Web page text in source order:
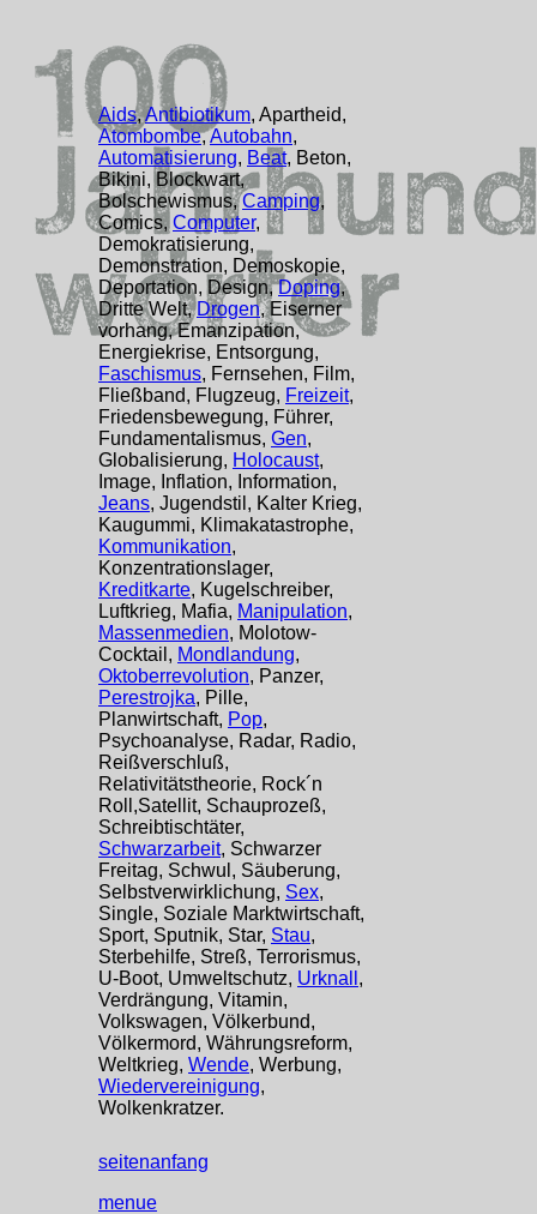
Aids,Antibiotikum, Apartheid,
Atombombe,Autobahn,
Automatisierung, Beat, Beton,
Bikini, Blockwart,
Bolschewismus,Camping,
Comics, Computer,
Demokratisierung,
Demonstration, Demoskopie,
Deportation, Design,Doping,
Dritte Welt,Drogen, Eiserner
vorhang, Emanzipation,
Energiekrise, Entsorgung,
Faschismus, Fernsehen, Film,
Fließband, Flugzeug, Freizeit,
Friedensbewegung, Führer,
Fundamentalismus, Gen,
Globalisierung, Holocaust,
Image, Inflation, Information,
Jeans, Jugendstil, Kalter Krieg,
Kaugummi, Klimakatastrophe,
Kommunikation,
Konzentrationslager,
Kreditkarte, Kugelschreiber,
Luftkrieg, Mafia, Manipulation,
Massenmedien, Molotow-
Cocktail, Mondlandung,
Oktoberrevolution, Panzer,
Perestrojka, Pille,
Planwirtschaft, Pop,
Psychoanalyse, Radar, Radio,
Reißverschluß,
Relativitätstheorie, Rock´n
Roll,Satellit, Schauprozeß,
Schreibtischtäter,
Schwarzarbeit, Schwarzer
Freitag, Schwul, Säuberung,
Selbstverwirklichung, Sex,
Single, Soziale Marktwirtschaft,
Sport, Sputnik, Star, Stau,
Sterbehilfe, Streß, Terrorismus,
U-Boot, Umweltschutz, Urknall ,
Verdrängung, Vitamin,
Volkswagen, Völkerbund,
Völkermord, Währungsreform,
Weltkrieg, Wende, Werbung,
Wiedervereinigung,
Wolkenkratzer.
seitenanfang
menue